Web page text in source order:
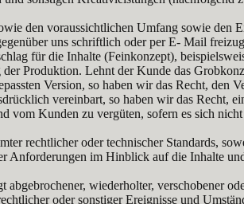
den voraussichtlichen Umfang sowie den
uns schriftlich oder per E- Mail
für die Inhalte (Feinkonzept),
Produktion. Lehnt der Kunde das
Version, so haben wir das Recht,
vereinbart, so haben wir das Recht,
vom Kunden zu vergüten, sofern es sich
rechtlicher oder technischer Standards,
im Hinblick auf die Inhalte
wiederholter, verschobener
oder sonstiger Ereignisse und